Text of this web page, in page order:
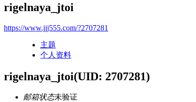
rigelnaya_jtoi
https://www.jjj555.com/?2707281
主题
个人资料
rigelnaya_jtoi(UID: 2707281)
邮箱状态未验证